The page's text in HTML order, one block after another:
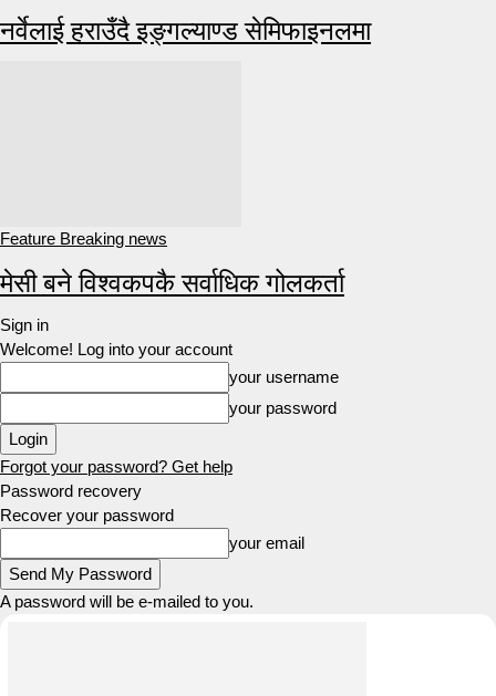
नर्वेलाई हराउँदै इङ्गल्याण्ड सेमिफाइनलमा
Feature Breaking news
मेसी बने विश्वकपकै सर्वाधिक गोलकर्ता
Sign in
Welcome! Log into your account
your username
your password
Forgot your password? Get help
Password recovery
Recover your password
your email
A password will be e-mailed to you.